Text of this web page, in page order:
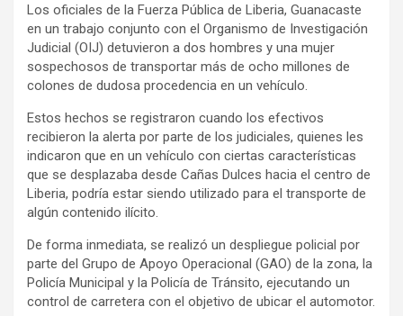
Los oficiales de la Fuerza Pública de Liberia, Guanacaste
en un trabajo conjunto con el Organismo de Investigación
Judicial (OIJ) detuvieron a dos hombres y una mujer
sospechosos de transportar más de ocho millones de
colones de dudosa procedencia en un vehículo.
Estos hechos se registraron cuando los efectivos
recibieron la alerta por parte de los judiciales, quienes les
indicaron que en un vehículo con ciertas características
que se desplazaba desde Cañas Dulces hacia el centro de
Liberia, podría estar siendo utilizado para el transporte de
algún contenido ilícito.
De forma inmediata, se realizó un despliegue policial por
parte del Grupo de Apoyo Operacional (GAO) de la zona, la
Policía Municipal y la Policía de Tránsito, ejecutando un
control de carretera con el objetivo de ubicar el automotor.